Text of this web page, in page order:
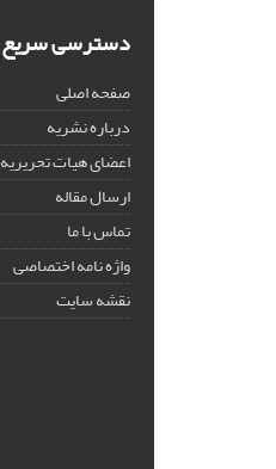
دسترسی سریع
صفحه اصلی
درباره نشریه
اعضای هیات تحریریه
ارسال مقاله
تماس با ما
واژه نامه اختصاصی
نقشه سایت